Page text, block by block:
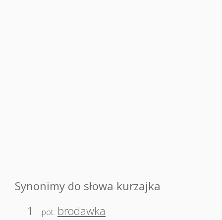
Synonimy do słowa kurzajka
1.
pot. brodawka